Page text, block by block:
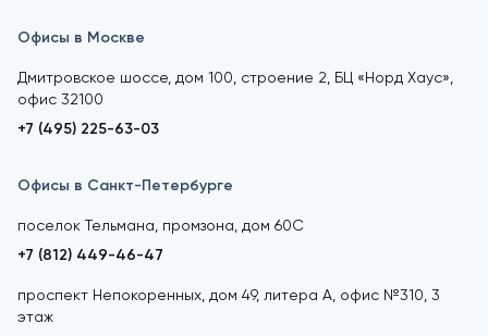
Офисы в Москве
Дмитровское шоссе, дом 100, строение 2, БЦ «Норд Хаус»,
офис 32100
+7 (495) 225-63-03
Офисы в Санкт-Петербурге
поселок Тельмана, промзона, дом 60С
+7 (812) 449-46-47
проспект Непокоренных, дом 49, литера А, офис №310, 3
этаж